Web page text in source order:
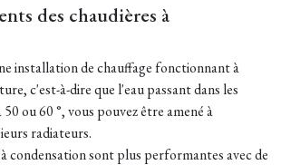
des chaudières à
installation de chauffage fonctionnant à
c'est-à-dire que l'eau passant dans les
ou 60 °, vous pouvez être amené à
radiateurs.
condensation sont plus performantes avec de